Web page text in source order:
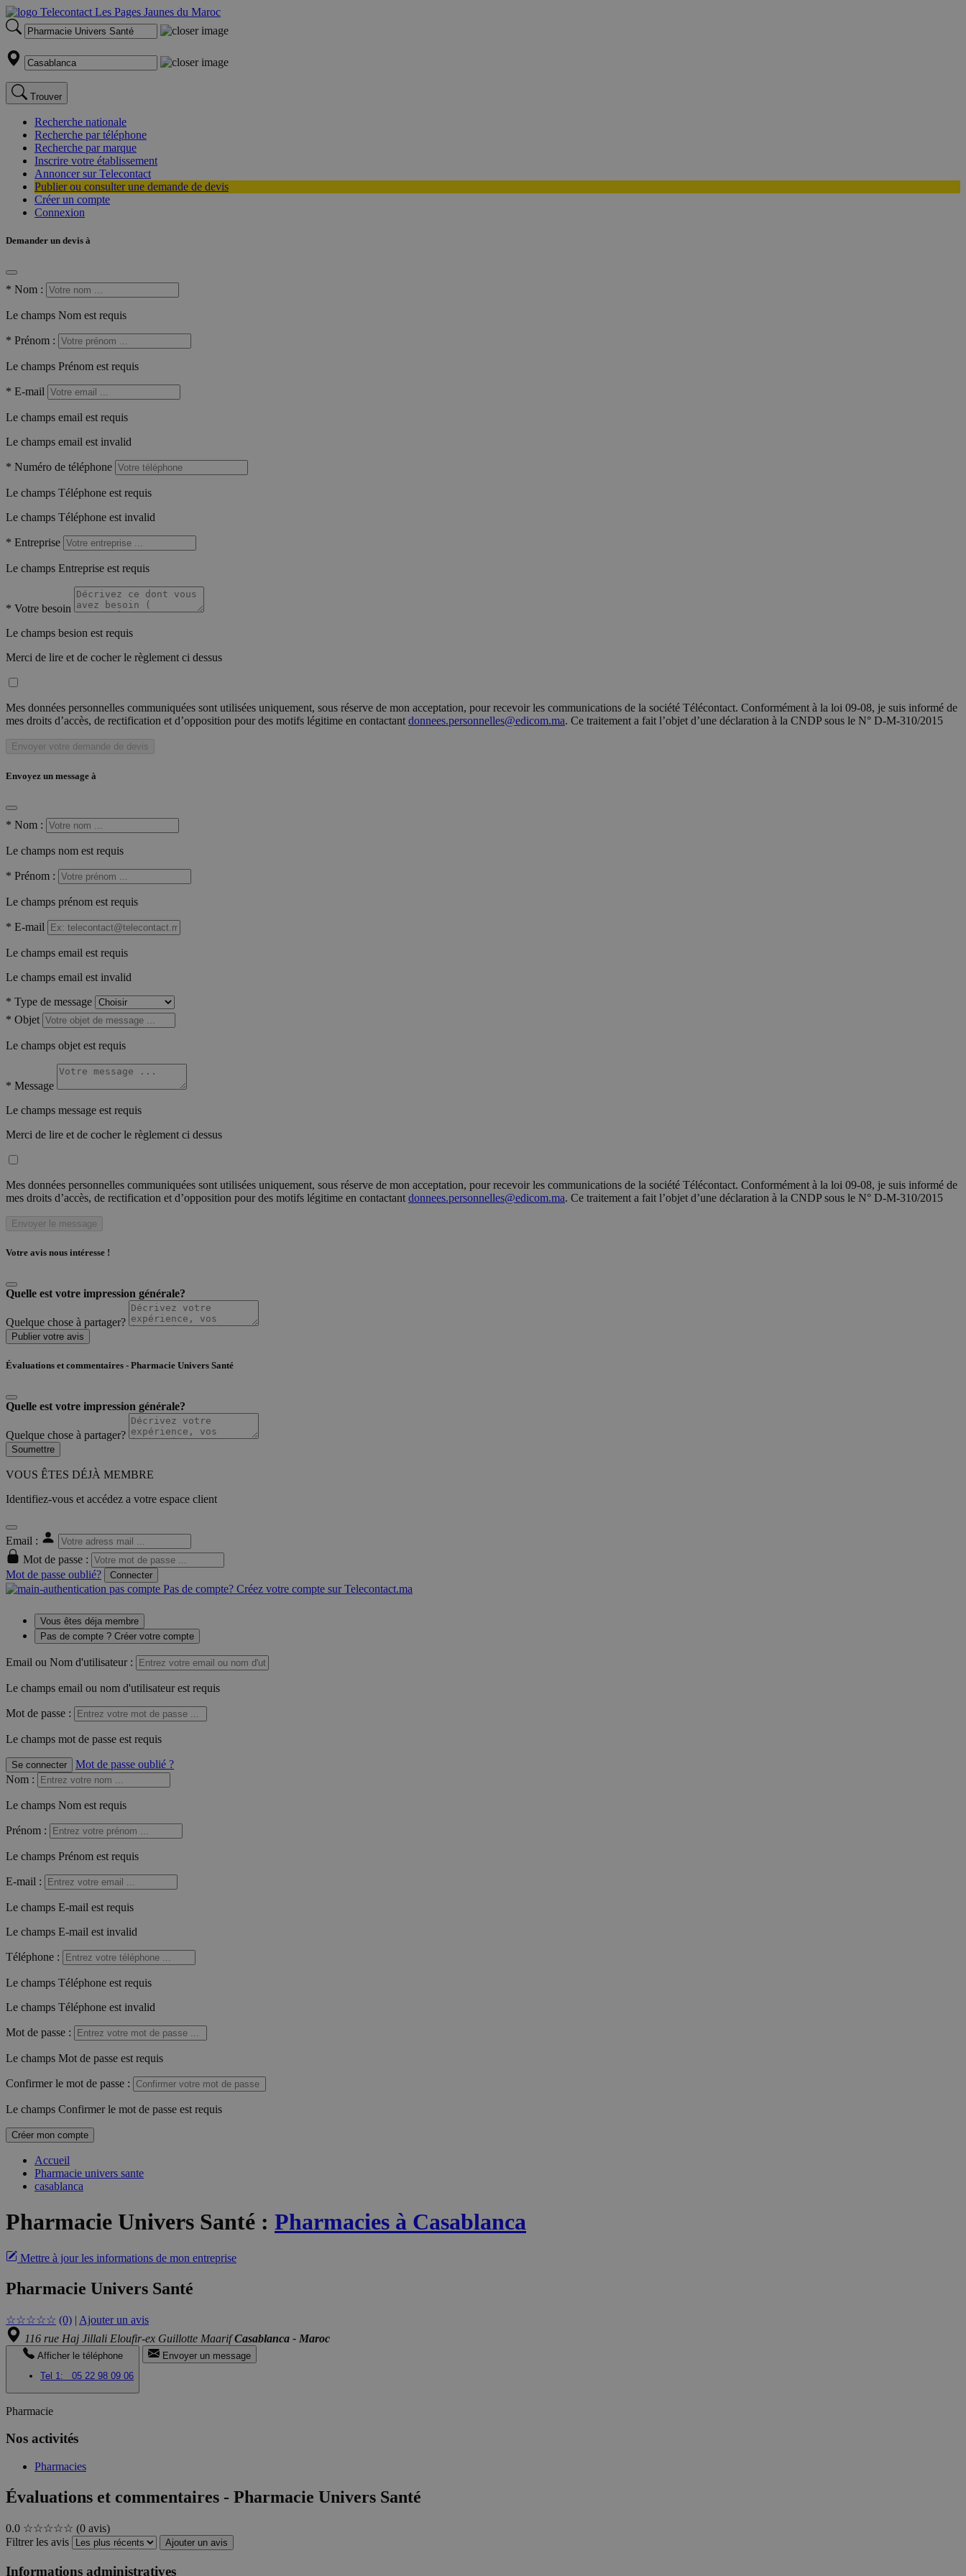
Trouver
Recherche nationale
Recherche par téléphone
Recherche par marque
Inscrire votre établissement
Annoncer sur Telecontact
Publier ou consulter une demande de devis
Créer un compte
Connexion
Demander un devis à
* Nom :
Le champs Nom est requis
* Prénom :
Le champs Prénom est requis
* E-mail
Le champs email est requis
Le champs email est invalid
* Numéro de téléphone
Le champs Téléphone est requis
Le champs Téléphone est invalid
* Entreprise
Le champs Entreprise est requis
* Votre besoin
Le champs besion est requis
Merci de lire et de cocher le règlement ci dessus
Mes données personnelles communiquées sont utilisées uniquement, sous réserve de mon acceptation, pour recevoir les communications de la société Télécontact. Conformément à la loi 09-08, je suis informé de
mes droits d’accès, de rectification et d’opposition pour des motifs légitime en contactant donnees.personnelles@edicom.ma. Ce traitement a fait l’objet d’une déclaration à la CNDP sous le N° D-M-310/2015
Envoyer votre demande de devis
Envoyez un message à
* Nom :
Le champs nom est requis
* Prénom :
Le champs prénom est requis
* E-mail
Le champs email est requis
Le champs email est invalid
* Type de message
* Objet
Le champs objet est requis
* Message
Le champs message est requis
Merci de lire et de cocher le règlement ci dessus
Mes données personnelles communiquées sont utilisées uniquement, sous réserve de mon acceptation, pour recevoir les communications de la société Télécontact. Conformément à la loi 09-08, je suis informé de
mes droits d’accès, de rectification et d’opposition pour des motifs légitime en contactant donnees.personnelles@edicom.ma. Ce traitement a fait l’objet d’une déclaration à la CNDP sous le N° D-M-310/2015
Envoyer le message
Votre avis nous intéresse !
Quelle est votre impression générale?
Quelque chose à partager?
Publier votre avis
Évaluations et commentaires - Pharmacie Univers Santé
Quelle est votre impression générale?
Quelque chose à partager?
Soumettre
VOUS ÊTES DÉJÀ MEMBRE
Identifiez-vous et accédez a votre espace client
Email :
Mot de passe :
Mot de passe oublié?
Connecter
Pas de compte? Créez votre compte sur Telecontact.ma
Vous êtes déja membre
Pas de compte ? Créer votre compte
Email ou Nom d'utilisateur :
Le champs email ou nom d'utilisateur est requis
Mot de passe :
Le champs mot de passe est requis
Se connecter
Mot de passe oublié ?
Nom :
Le champs Nom est requis
Prénom :
Le champs Prénom est requis
E-mail :
Le champs E-mail est requis
Le champs E-mail est invalid
Téléphone :
Le champs Téléphone est requis
Le champs Téléphone est invalid
Mot de passe :
Le champs Mot de passe est requis
Confirmer le mot de passe :
Le champs Confirmer le mot de passe est requis
Créer mon compte
Accueil
Pharmacie univers sante
casablanca
Pharmacie Univers Santé : Pharmacies à Casablanca
Mettre à jour les informations de mon entreprise
Pharmacie Univers Santé
☆☆☆☆☆ (0) | Ajouter un avis
116 rue Haj Jillali Eloufir-ex Guillotte MaarifCasablanca - Maroc
Afficher le téléphone
Tel 1:
05 22 98 09 06
Envoyer un message
Pharmacie
Nos activités
Pharmacies
Évaluations et commentaires - Pharmacie Univers Santé
0.0 ☆☆☆☆☆ (0 avis)
Filtrer les avis
Ajouter un avis
Informations administratives